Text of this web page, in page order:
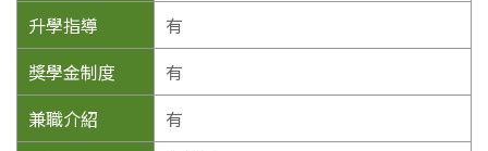
升學指導
有
獎學金制度
有
兼職介紹
有